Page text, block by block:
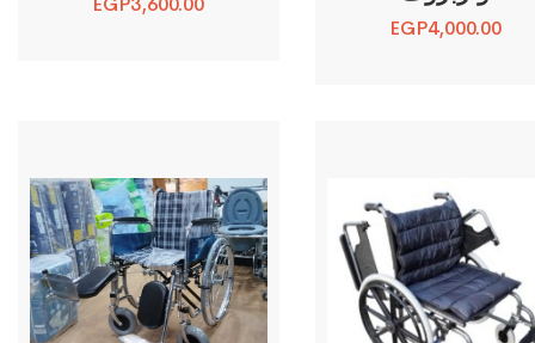
EGP4,000.00